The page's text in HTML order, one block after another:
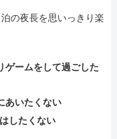
の夜長を思いっきり楽
ゲームをして過ごした
あいたくない
したくない